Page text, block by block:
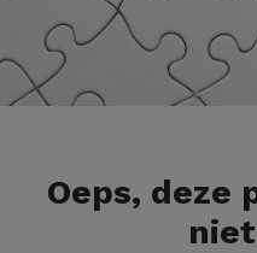
Oeps, deze